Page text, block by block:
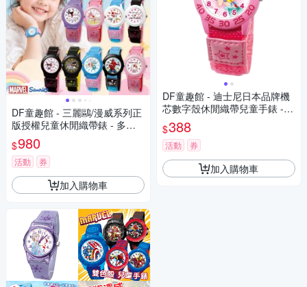
DF童趣館 - 三麗鷗/漫威系列正
版授權兒童休閒織帶錶 - 多款
可選
$980
活動 券
加入購物車
DF童趣館 - 迪士尼日本品牌機
芯數字殼休閒織帶兒童手錶 -
多款可選
$388
活動 券
加入購物車